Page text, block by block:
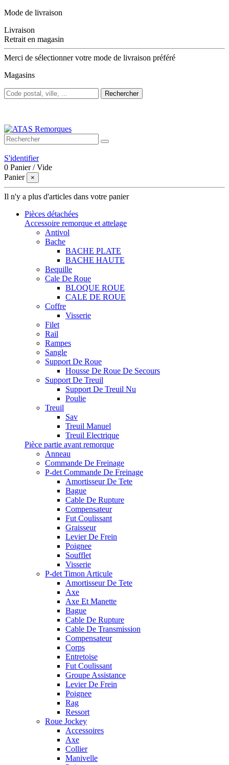
Mode de livraison
Livraison
Retrait en magasin
Merci de sélectionner votre mode de livraison préféré
Magasins
Rechercher
S'identifier
0 Panier /Vide
Panier
×
Il n'y a plus d'articles dans votre panier
Pièces détachées
Accessoire remorque et attelage
Antivol
Bache
BACHE PLATE
BACHE HAUTE
Bequille
Cale De Roue
BLOQUE ROUE
CALE DE ROUE
Coffre
Visserie
Filet
Rail
Rampes
Sangle
Support De Roue
Housse De Roue De Secours
Support De Treuil
Support De Treuil Nu
Poulie
Treuil
Sav
Treuil Manuel
Treuil Electrique
Pièce partie avant remorque
Anneau
Commande De Freinage
P-det Commande De Freinage
Amortisseur De Tete
Bague
Cable De Rupture
Compensateur
Fut Coulissant
Graisseur
Levier De Frein
Poignee
Soufflet
Visserie
P-det Timon Articule
Amortisseur De Tete
Axe
Axe Et Manette
Bague
Cable De Rupture
Cable De Transmission
Compensateur
Corps
Entretoise
Fut Coulissant
Groupe Assistance
Levier De Frein
Poignee
Rag
Ressort
Roue Jockey
Accessoires
Axe
Collier
Manivelle